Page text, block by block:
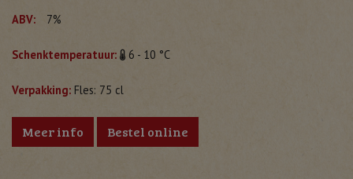
ABV: 7%
Schenktemperatuur: 6 - 10 °C
Verpakking: Fles: 75 cl
Meer info Bestel online